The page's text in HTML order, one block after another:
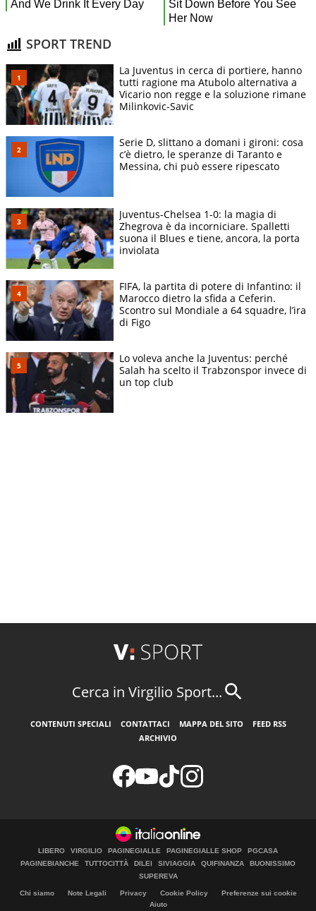
SPORT TREND
La Juventus in cerca di portiere, hanno
tutti ragione ma Atubolo alternativa a
Vicario non regge e la soluzione rimane
Milinkovic-Savic
Serie D, slittano a domani i gironi: cosa
c’è dietro, le speranze di Taranto e
Messina, chi può essere ripescato
Juventus-Chelsea 1-0: la magia di
Zhegrova è da incorniciare. Spalletti
suona il Blues e tiene, ancora, la porta
inviolata
FIFA, la partita di potere di Infantino: il
Marocco dietro la sfida a Ceferin.
Scontro sul Mondiale a 64 squadre, l’ira
di Figo
Lo voleva anche la Juventus: perché
Salah ha scelto il Trabzonspor invece di
un top club
Cerca in Virgilio Sport...
CONTENUTI SPECIALI CONTATTACI MAPPA DEL SITO
FEED RSS
ARCHIVIO
LIBERO VIRGILIO PAGINEGIALLE PAGINEGIALLE SHOP
PGCASA
PAGINEBIANCHE
TUTTOCITTÀ DILEI SIVIAGGIA QUIFINANZA
BUONISSIMO
SUPEREVA
Chi siamo Note Legali Privacy Cookie Policy
Preferenze sui cookie
Aiuto